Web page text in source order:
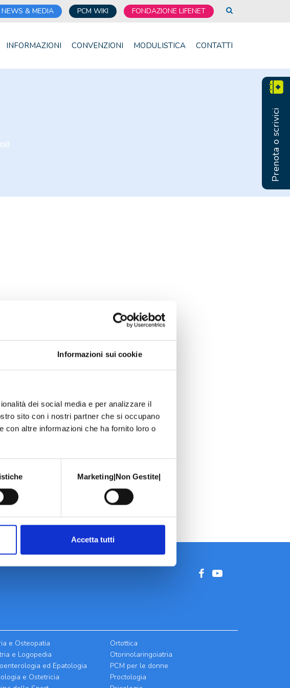
Informazioni sui cookie
dei social media e per analizzare il
sito con i nostri partner che si occupano
con altre informazioni che ha fornito loro o
Marketing|Non Gestite|
Accetta tutti
NEWS & MEDIA PCM WIKI FONDAZIONE LIFENET
INFORMAZIONI CONVENZIONI MODULISTICA CONTATTI
e Osteopatia
e Logopedia
ed Epatologia
e Ostetricia
Ortottica
Otorinolaringoiatria
PCM per le donne
Proctologia
Prenota o scrivici